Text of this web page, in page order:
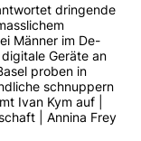
dringende
Männer im De-
Geräte an
proben in
schnuppern
Ivan Kym auf |
| Annina Frey